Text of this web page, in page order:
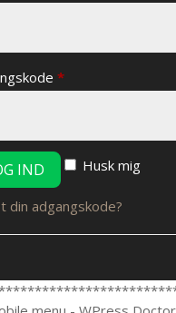
*Påkrævet
Husk mig
IND
din adgangskode?